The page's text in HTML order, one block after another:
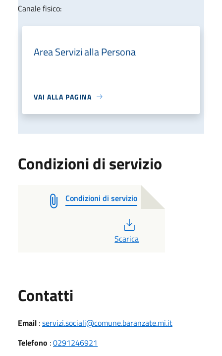
Canale fisico:
Area Servizi alla Persona
VAI ALLA PAGINA
Condizioni di servizio
Condizioni di servizio
Scarica
Contatti
Email :servizi.sociali@comune.baranzate.mi.it
Telefono :0291246921